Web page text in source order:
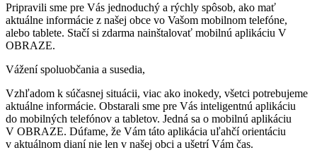
Pripravili sme pre Vás jednoduchý a rýchly spôsob, ako mať
aktuálne informácie z našej obce vo Vašom mobilnom telefóne,
alebo tablete. Stačí si zdarma nainštalovať mobilnú aplikáciu V
OBRAZE.
Vážení spoluobčania a susedia,
Vzhľadom k súčasnej situácii, viac ako inokedy, všetci potrebujeme
aktuálne informácie. Obstarali sme pre Vás inteligentnú aplikáciu
do mobilných telefónov a tabletov. Jedná sa o mobilnú aplikáciu
V OBRAZE. Dúfame, že Vám táto aplikácia uľahčí orientáciu
v aktuálnom dianí nie len v našej obci a ušetrí Vám čas.